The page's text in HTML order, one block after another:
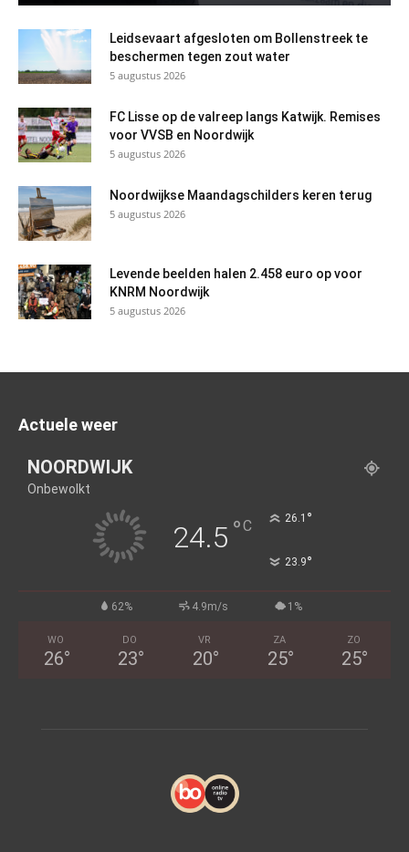
Leidsevaart afgesloten om Bollenstreek te
beschermen tegen zout water
5 augustus 2026
FC Lisse op de valreep langs Katwijk. Remises
voor VVSB en Noordwijk
5 augustus 2026
Noordwijkse Maandagschilders keren terug
5 augustus 2026
Levende beelden halen 2.458 euro op voor
KNRM Noordwijk
5 augustus 2026
Actuele weer
NOORDWIJK
Onbewolkt
24.5 °C 26.1 °
23.9°
62% 4.9m/s 1%
WO
26°
DO
23°
VR
20°
ZA
25°
ZO
25°